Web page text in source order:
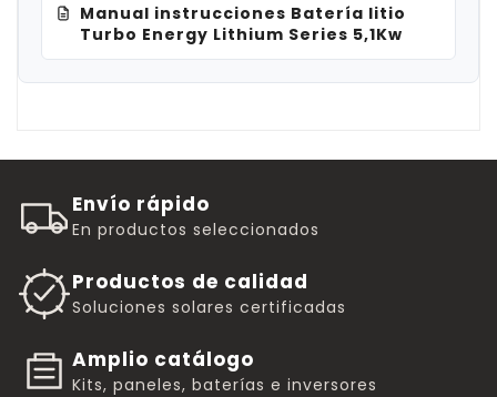
Manual instrucciones Batería litio
Turbo Energy Lithium Series 5,1Kw
Envío rápido
En productos seleccionados
Productos de calidad
Soluciones solares certificadas
Amplio catálogo
Kits, paneles, baterías e inversores